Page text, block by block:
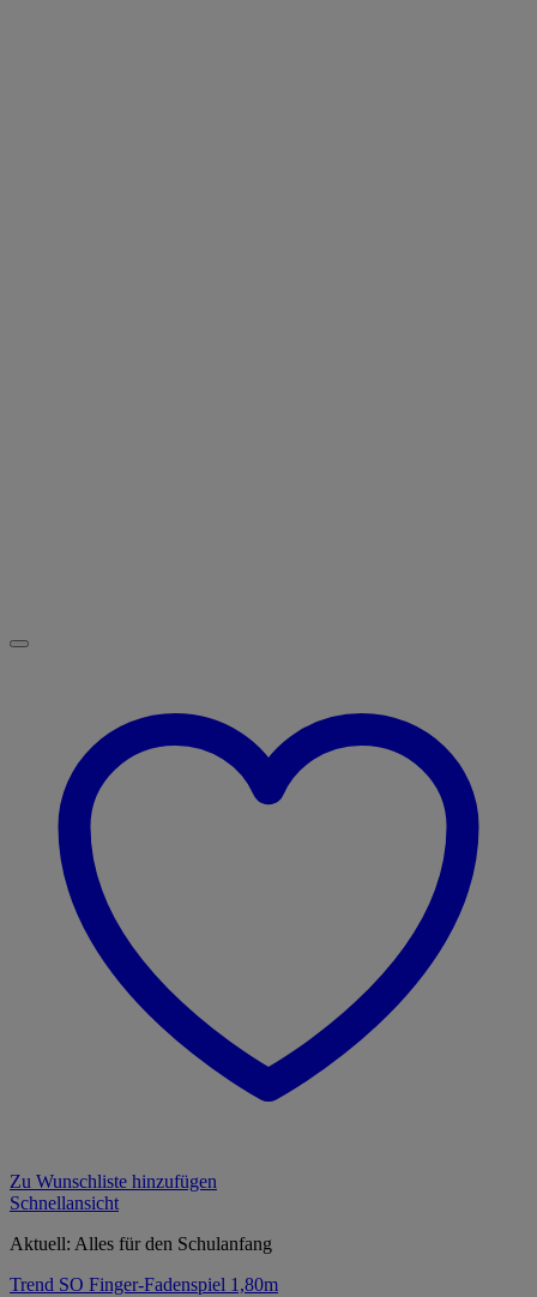
Zu Wunschliste hinzufügen
Schnellansicht
Aktuell: Alles für den Schulanfang
Trend SO Finger-Fadenspiel 1,80m